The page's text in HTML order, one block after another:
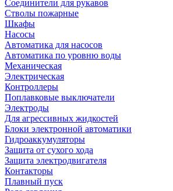
Соединители для рукавов
Стволы пожарные
Шкафы
Насосы
Автоматика для насосов
Автоматика по уровню воды
Механическая
Электрическая
Контроллеры
Поплавковые выключатели
Электроды
Для агрессивных жидкостей
Блоки электронной автоматики
Гидроаккумуляторы
Защита от сухого хода
Защита электродвигателя
Контакторы
Плавный пуск